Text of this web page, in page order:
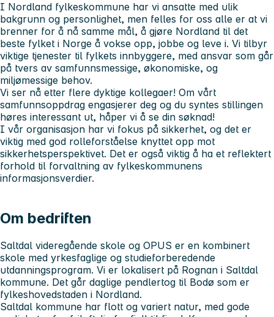
I Nordland fylkeskommune har vi ansatte med ulik
bakgrunn og personlighet, men felles for oss alle er at vi
brenner for å nå samme mål, å gjøre Nordland til det
beste fylket i Norge å vokse opp, jobbe og leve i. Vi tilbyr
viktige tjenester til fylkets innbyggere, med ansvar som går
på tvers av samfunnsmessige, økonomiske, og
miljømessige behov.
Vi ser nå etter flere dyktige kollegaer! Om vårt
samfunnsoppdrag engasjerer deg og du syntes stillingen
høres interessant ut, håper vi å se din søknad!
I vår organisasjon har vi fokus på sikkerhet, og det er
viktig med god rolleforståelse knyttet opp mot
sikkerhetsperspektivet. Det er også viktig å ha et reflektert
forhold til forvaltning av fylkeskommunens
informasjonsverdier.
Om bedriften
Saltdal videregående skole og OPUS er en kombinert
skole med yrkesfaglige og studieforberedende
utdanningsprogram. Vi er lokalisert på Rognan i Saltdal
kommune. Det går daglige pendlertog til Bodø som er
fylkeshovedstaden i Nordland.
Saltdal kommune har flott og variert natur, med gode